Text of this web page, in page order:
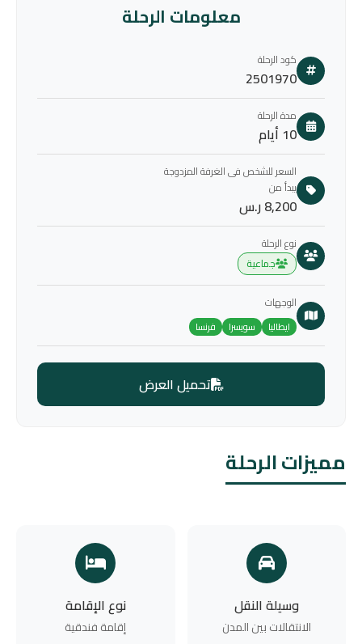
مميزات الرحلة
وسيلة النقل
الانتقالات بين المدن
نوع الإقامة
إقامة فندقية
معلومات الرحلة
كود الرحلة
2501970
مدة الرحلة
10 أيام
السعر للشخص فى الغرفة المزدوجة
يبدأ من
8,200 ر.س
نوع الرحلة
جماعية
الوجهات
ايطاليا سويسرا فرنسا
تحميل العرض